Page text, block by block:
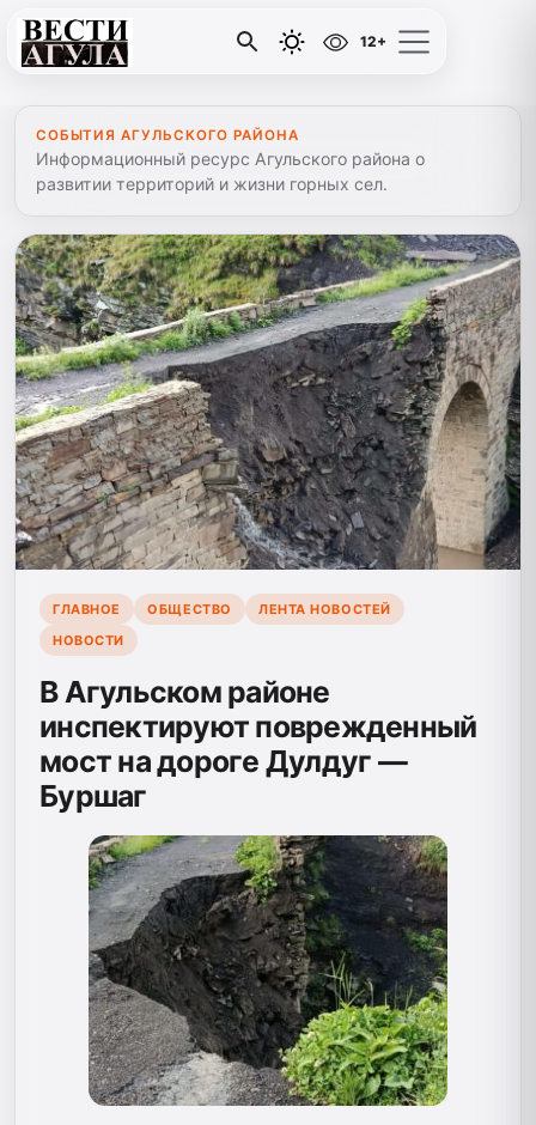
12+
СОБЫТИЯ АГУЛЬСКОГО РАЙОНА
Информационный ресурс Агульского района о
развитии территорий и жизни горных сел.
ГЛАВНОЕ ОБЩЕСТВО
ЛЕНТА НОВОСТЕЙ
НОВОСТИ
В Агульском районе
инспектируют поврежденный
мост на дороге Дулдуг —
Буршаг